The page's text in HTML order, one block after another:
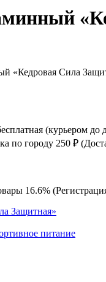
«Кедровая Сила
(курьером до
по городу 250 ₽
16.6%
питание